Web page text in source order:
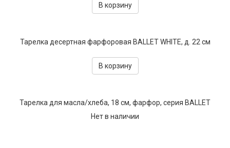
В корзину
Тарелка десертная фарфоровая BALLET WHITE, д. 22 см
В корзину
Тарелка для масла/хлеба, 18 см, фарфор, серия BALLET
Нет в наличии